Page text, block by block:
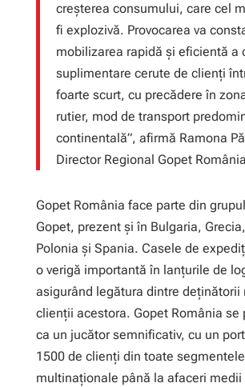
creșterea consumului, care cel
fi explozivă. Provocarea va
mobilizarea rapidă și eficientă a
suplimentare cerute de clienți
foarte scurt, cu precădere în
rutier, mod de transport
continentală”, afirmă Ramona
Director Regional Gopet
Gopet România face parte din
Gopet, prezent și în Bulgaria,
Polonia și Spania. Casele de
o verigă importantă în lanțurile de
asigurând legătura dintre deținătorii
clienții acestora. Gopet România se
ca un jucător semnificativ, cu un
1500 de clienți din toate
multinaționale până la afaceri medii